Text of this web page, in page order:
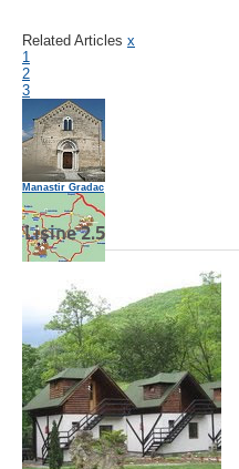
Related Articles x
1
2
3
Manastir Gradac
Tvrdjava Maglič
Novi Pazar
Lisine 2.5